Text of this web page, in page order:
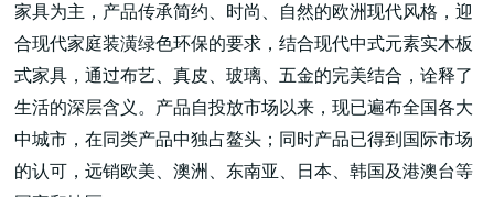
家具为主，产品传承简约、时尚、自然的欧洲现代风格，迎
合现代家庭装潢绿色环保的要求，结合现代中式元素实木板
式家具，通过布艺、真皮、玻璃、五金的完美结合，诠释了
生活的深层含义。产品自投放市场以来，现已遍布全国各大
中城市，在同类产品中独占鳌头；同时产品已得到国际市场
的认可，远销欧美、澳洲、东南亚、日本、韩国及港澳台等